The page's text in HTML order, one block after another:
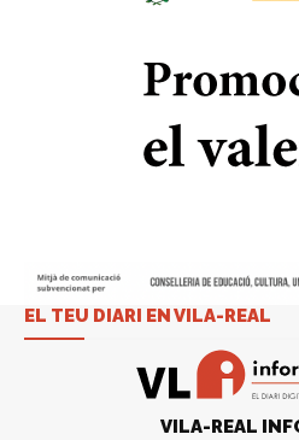
EL TEU DIARI EN VILA-REAL
VILA-REAL